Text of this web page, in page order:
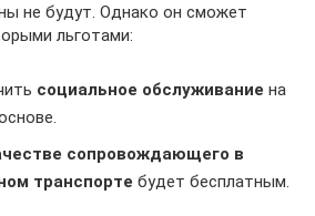
не будут. Однако он сможет
льготами:
социальное обслуживание на
сопровождающего в
транспорте будет бесплатным.